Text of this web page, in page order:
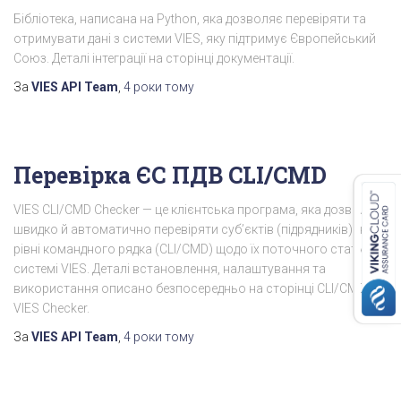
Бібліотека, написана на Python, яка дозволяє перевіряти та
отримувати дані з системи VIES, яку підтримує Європейський
Союз. Деталі інтеграції на сторінці документації.
За VIES API Team 4 роки тому
Перевірка ЄС ПДВ CLI/CMD
VIES CLI/CMD Checker — це клієнтська програма, яка дозволяє
швидко й автоматично перевіряти суб’єктів (підрядників) на
рівні командного рядка (CLI/CMD) щодо їх поточного статусу в
системі VIES. Деталі встановлення, налаштування та
використання описано безпосередньо на сторінці CLI/CMD
VIES Checker.
За VIES API Team 4 роки тому